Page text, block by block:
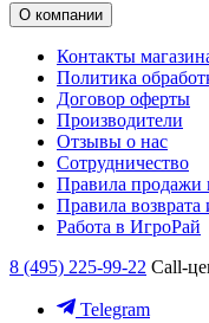
О компании
Контакты
Политика
Договор оферты
Производители
Отзывы о нас
Сотрудничество
Правила продажи
Правила возврата
Работа в ИгроРай
8 (495) 225-99-22 Call-
Telegram